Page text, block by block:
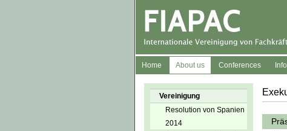
Home About us Conferences
Vereinigung
Resolution von Spanien
2014